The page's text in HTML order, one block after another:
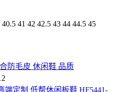
41 42 42.5 43 44 44.5 45
防毛皮 休闲鞋 品质
端定制 低帮休闲板鞋 HF5441-